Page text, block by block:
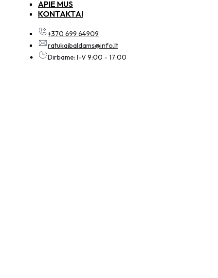
APIE MUS
KONTAKTAI
+370 699 64909
ratukaibaldams@info.lt
Dirbame: I-V 9:00 - 17:00